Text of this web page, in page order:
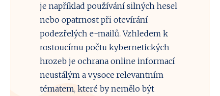
je například používání silných hesel
nebo opatrnost při otevírání
podezřelých e-mailů. Vzhledem k
rostoucímu počtu kybernetických
hrozeb je ochrana online informací
neustálým a vysoce relevantním
tématem, které by nemělo být